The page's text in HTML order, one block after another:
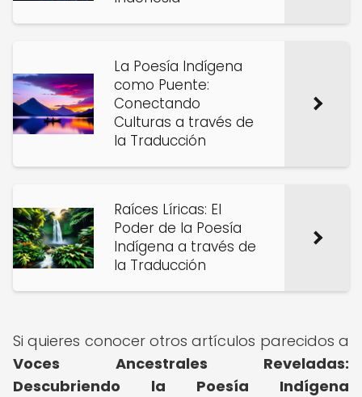
La Poesía Indígena
como Puente:
Conectando
Culturas a través de
la Traducción
Raíces Líricas: El
Poder de la Poesía
Indígena a través de
la Traducción
Si quieres conocer otros artículos parecidos a
Voces Ancestrales Reveladas:
Descubriendo la Poesía Indígena